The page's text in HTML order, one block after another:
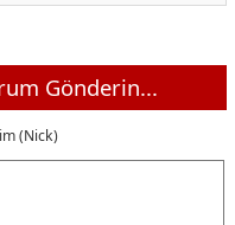
Gönderin...
(Nick)